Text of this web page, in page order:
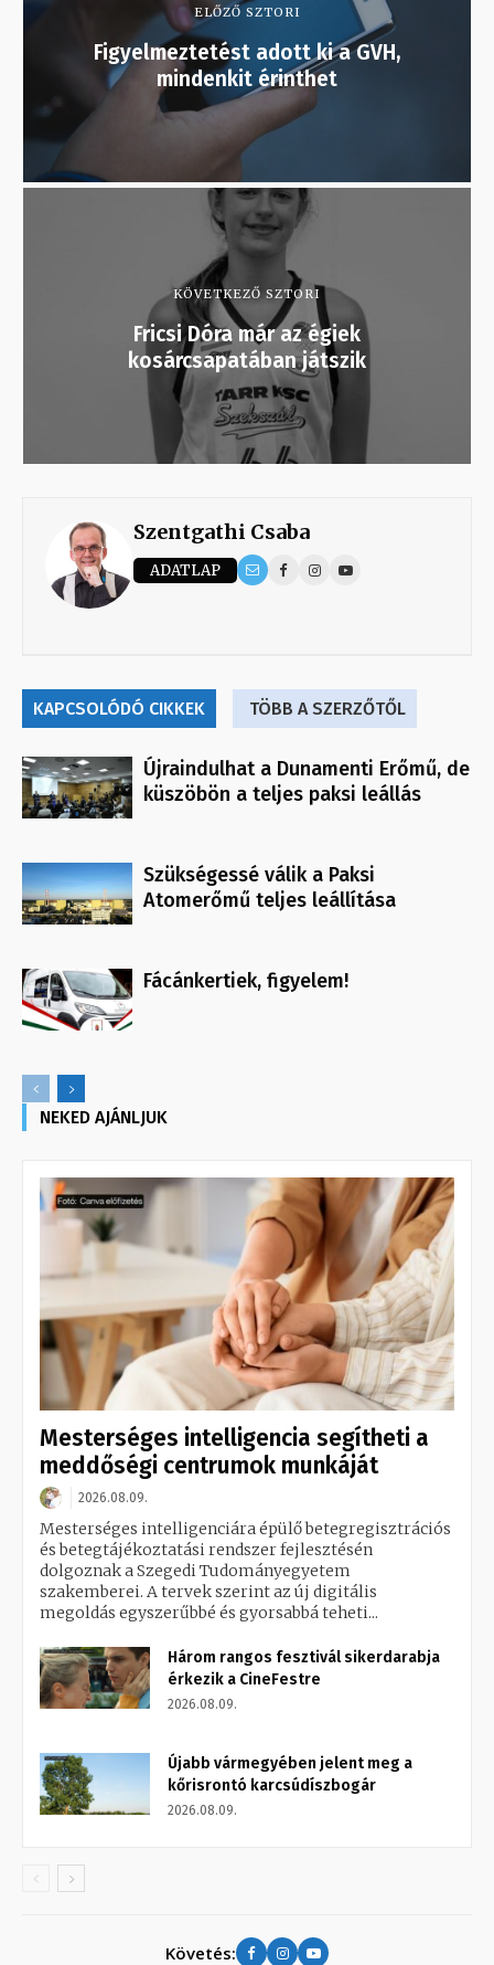
ELŐZŐ SZTORI
Figyelmeztetést adott ki a GVH,
mindenkit érinthet
KÖVETKEZŐ SZTORI
Fricsi Dóra már az égiek
kosárcsapatában játszik
Szentgathi Csaba
ADATLAP
KAPCSOLÓDÓ CIKKEK TÖBB A SZERZŐTŐL
Újraindulhat a Dunamenti Erőmű, de
küszöbön a teljes paksi leállás
Szükségessé válik a Paksi
Atomerőmű teljes leállítása
Fácánkertiek, figyelem!
NEKED AJÁNLJUK
Mesterséges intelligencia segítheti a
meddőségi centrumok munkáját
2026.08.09.
Mesterséges intelligenciára épülő betegregisztrációs
és betegtájékoztatási rendszer fejlesztésén
dolgoznak a Szegedi Tudományegyetem
szakemberei. A tervek szerint az új digitális
megoldás egyszerűbbé és gyorsabbá teheti...
Három rangos fesztivál sikerdarabja
érkezik a CineFestre
2026.08.09.
Újabb vármegyében jelent meg a
kőrisrontó karcsúdíszbogár
2026.08.09.
Követés: